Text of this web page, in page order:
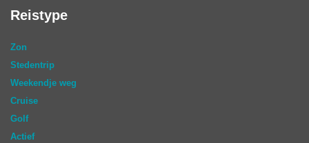
Reistype
Zon
Stedentrip
Weekendje weg
Cruise
Golf
Actief